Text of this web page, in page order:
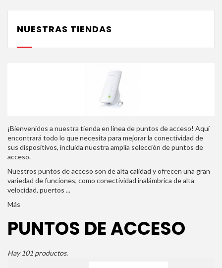
NUESTRAS TIENDAS
¡Bienvenidos a nuestra tienda en línea de puntos de acceso! Aquí
encontrará todo lo que necesita para mejorar la conectividad de
sus dispositivos, incluida nuestra amplia selección de puntos de
acceso.
Nuestros puntos de acceso son de alta calidad y ofrecen una gran
variedad de funciones, como conectividad inalámbrica de alta
velocidad, puertos ...
Más
PUNTOS DE ACCESO
Hay 101 productos.